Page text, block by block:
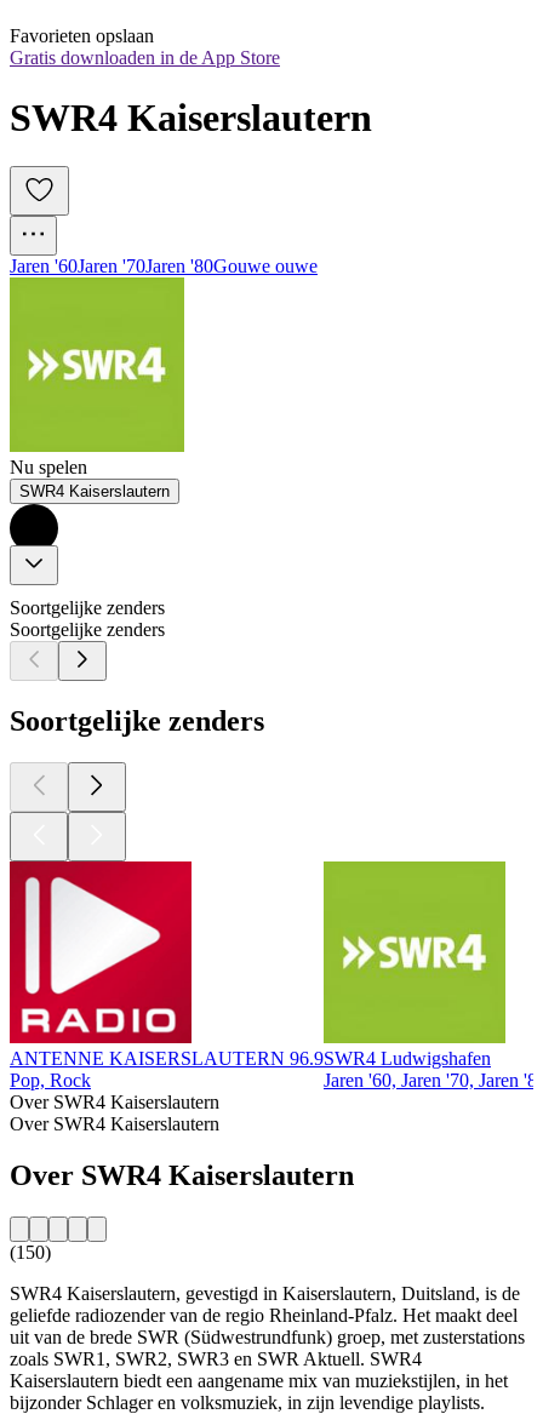
Favorieten opslaan
Gratis downloaden in de App Store
SWR4 Kaiserslautern
Jaren '60Jaren '70Jaren '80Gouwe ouwe
Nu spelen
SWR4 Kaiserslautern
Soortgelijke zenders
Soortgelijke zenders
Soortgelijke zenders
ANTENNE KAISERSLAUTERN 96.9
Pop, Rock
SWR4 Ludwigshafen
Jaren '60, Jaren '70, Jaren
Over SWR4 Kaiserslautern
Over SWR4 Kaiserslautern
Over SWR4 Kaiserslautern
(150)
SWR4 Kaiserslautern, gevestigd in Kaiserslautern, Duitsland, is de
geliefde radiozender van de regio Rheinland-Pfalz. Het maakt deel
uit van de brede SWR (Südwestrundfunk) groep, met zusterstations
zoals SWR1, SWR2, SWR3 en SWR Aktuell. SWR4
Kaiserslautern biedt een aangename mix van muziekstijlen, in het
bijzonder Schlager en volksmuziek, in zijn levendige playlists.